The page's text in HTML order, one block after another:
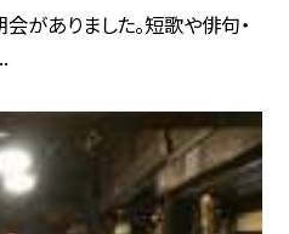
がありました。短歌や俳句・